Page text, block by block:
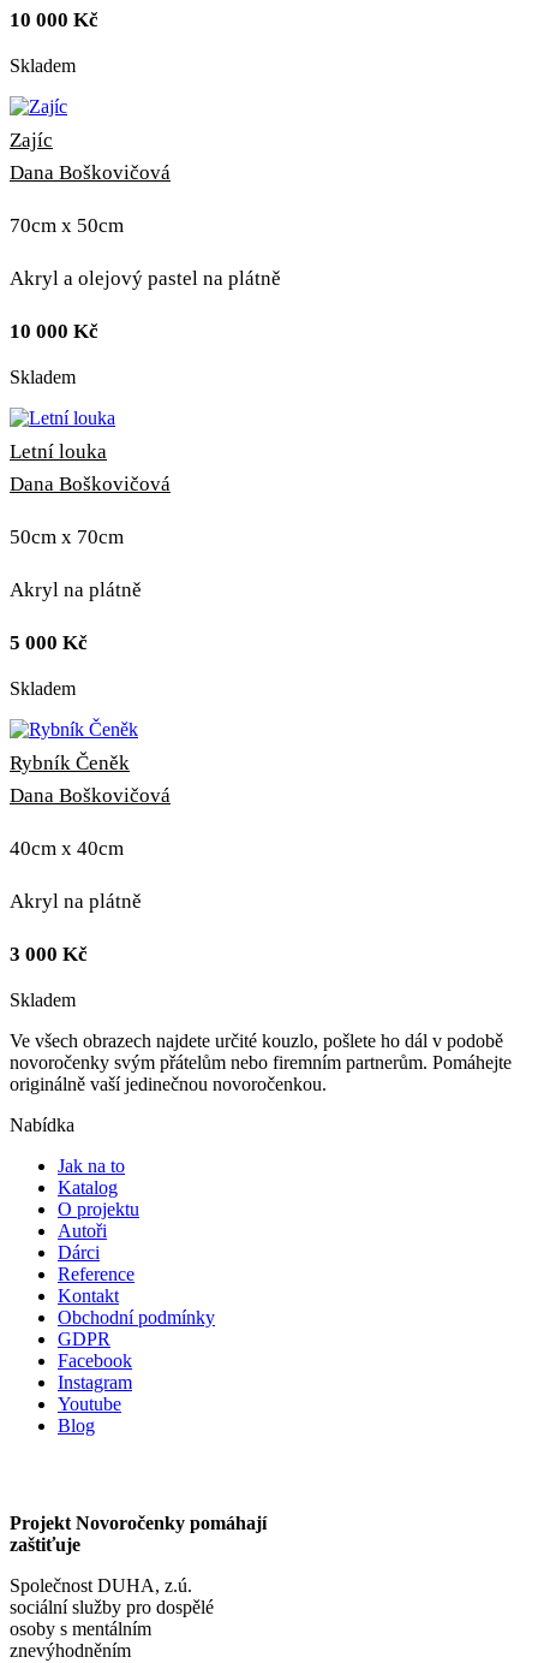
10 000 Kč
Skladem
Zajíc
Dana Boškovičová
70cm x 50cm
Akryl a olejový pastel na plátně
10 000 Kč
Skladem
Letní louka
Dana Boškovičová
50cm x 70cm
Akryl na plátně
5 000 Kč
Skladem
Rybník Čeněk
Dana Boškovičová
40cm x 40cm
Akryl na plátně
3 000 Kč
Skladem
Ve všech obrazech najdete určité kouzlo, pošlete ho dál v podobě
novoročenky svým přátelům nebo firemním partnerům. Pomáhejte
originálně vaší jedinečnou novoročenkou.
Nabídka
Jak na to
Katalog
O projektu
Autoři
Dárci
Reference
Kontakt
Obchodní podmínky
GDPR
Facebook
Instagram
Youtube
Blog
Projekt Novoročenky pomáhají
zaštiťuje
Společnost DUHA, z.ú.
sociální služby pro dospělé
osoby s mentálním
znevýhodněním